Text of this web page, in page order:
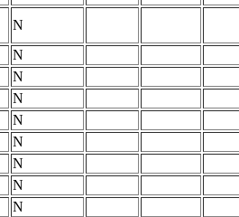
N
N
N
N
N
N
N
N
N